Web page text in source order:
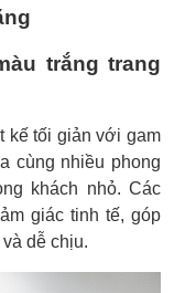
trắng trang
kế tối giản với gam
cùng nhiều phong
khách nhỏ. Các
giác tinh tế, góp
dễ chịu.